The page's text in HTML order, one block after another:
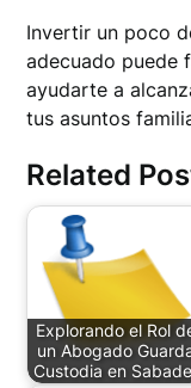
Invertir un poco
adecuado puede
ayudarte a
tus asuntos
Related
Explorando el Rol
un Abogado
Custodia en